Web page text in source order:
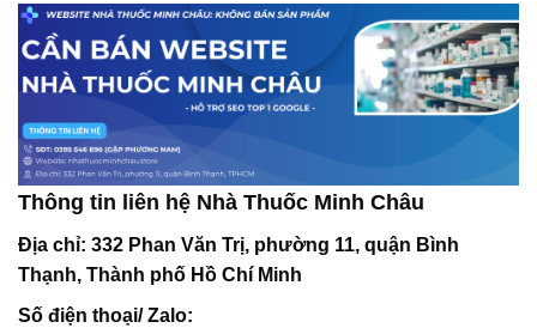
Thông tin liên hệ Nhà Thuốc Minh Châu
Địa chỉ: 332 Phan Văn Trị, phường 11, quận Bình
Thạnh, Thành phố Hồ Chí Minh
Số điện thoại/ Zalo: